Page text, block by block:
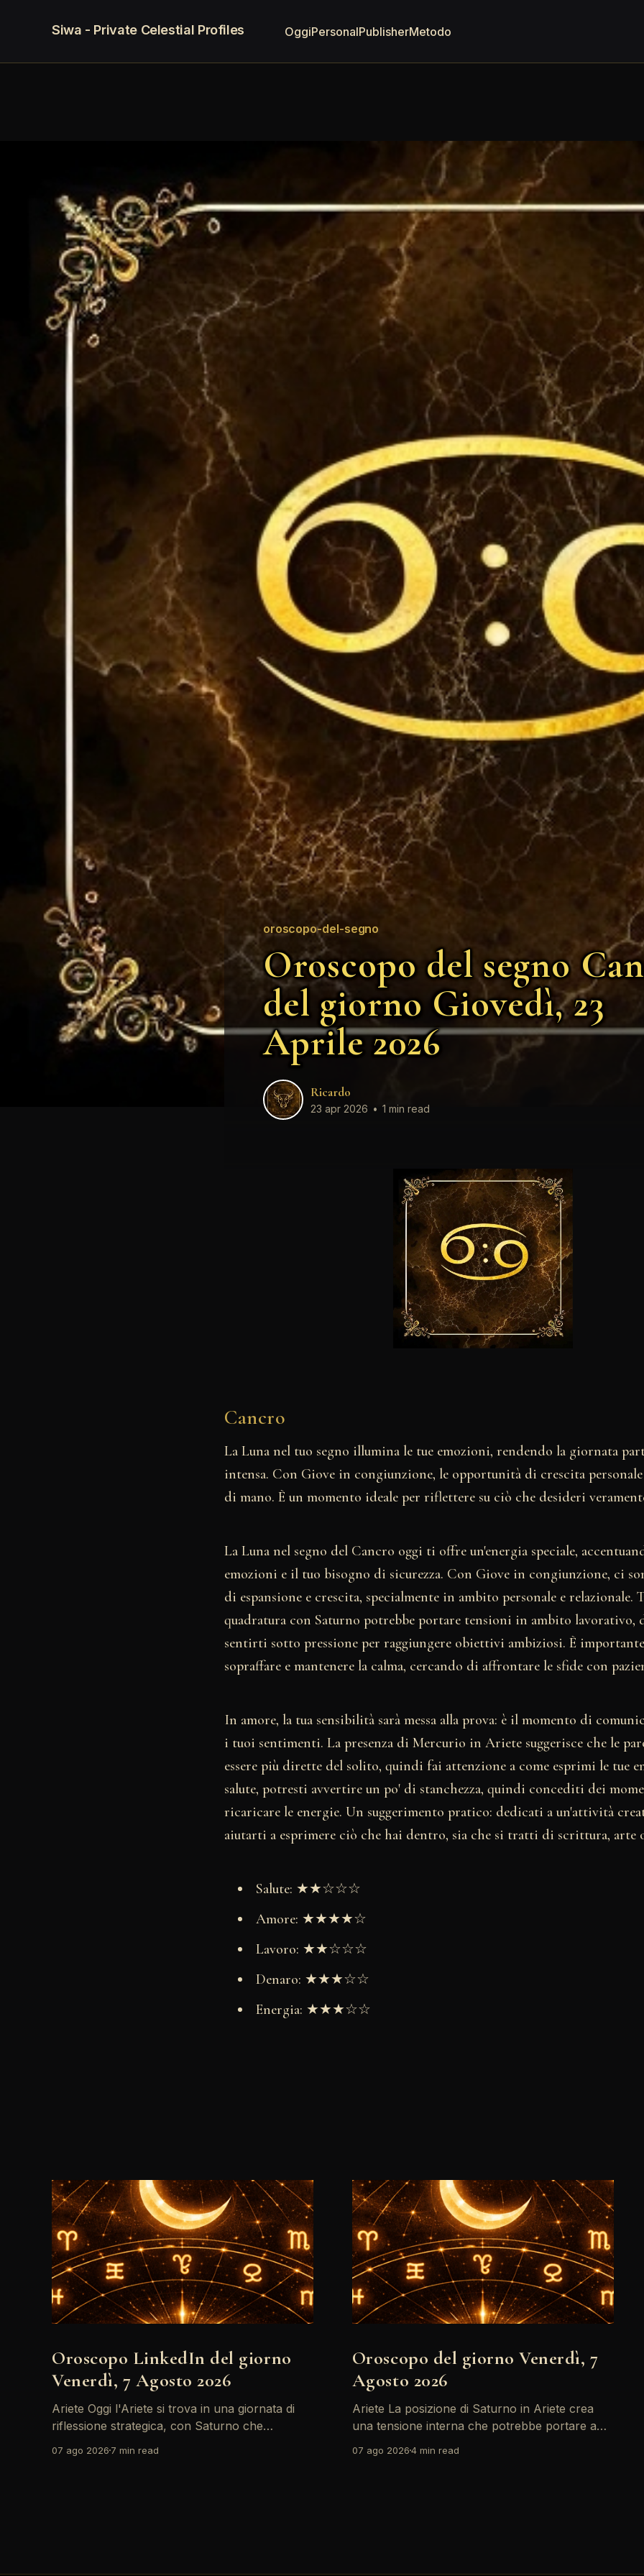
Siwa - Private Celestial Profiles OggiPersonalPublisherMetodo
oroscopo-del-segno
Oroscopo del segno
del giorno Giovedì, 23
Aprile 2026
Ricardo
23 apr 2026 • 1 min read
Cancro
La Luna nel tuo segno illumina le tue emozioni, rendendo la giornata
intensa. Con Giove in congiunzione, le opportunità di crescita
di mano. È un momento ideale per riflettere su ciò che desideri
La Luna nel segno del Cancro oggi ti offre un'energia speciale,
emozioni e il tuo bisogno di sicurezza. Con Giove in congiunzione, ci
di espansione e crescita, specialmente in ambito personale e relazionale.
quadratura con Saturno potrebbe portare tensioni in ambito lavorativo,
sentirti sotto pressione per raggiungere obiettivi ambiziosi. È
sopraffare e mantenere la calma, cercando di affrontare le sfide con
In amore, la tua sensibilità sarà messa alla prova: è il momento di
i tuoi sentimenti. La presenza di Mercurio in Ariete suggerisce che le
essere più dirette del solito, quindi fai attenzione a come esprimi le tue
salute, potresti avvertire un po' di stanchezza, quindi concediti dei
ricaricare le energie. Un suggerimento pratico: dedicati a un'attività
aiutarti a esprimere ciò che hai dentro, sia che si tratti di scrittura, arte
Salute: ★★☆☆☆
Amore: ★★★★☆
Lavoro: ★★☆☆☆
Denaro: ★★★☆☆
Energia: ★★★☆☆
Oroscopo LinkedIn del giorno
Venerdì, 7 Agosto 2026
Ariete Oggi l'Ariete si trova in una giornata di
riflessione strategica, con Saturno che
momento di riconsiderare il tuo personal brand
07 ago 2026 7 min read
Oroscopo del giorno Venerdì, 7
Agosto 2026
Ariete La posizione di Saturno in Ariete crea
una tensione interna che potrebbe portare a
le paure e le insicurezze, soprattutto in ambito
07 ago 20264 min read